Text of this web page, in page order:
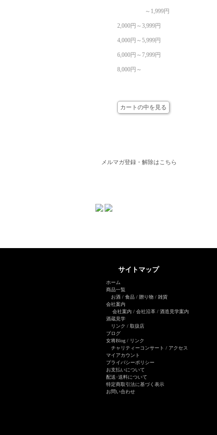
～1,999円
2,000円～3,999円
4,000円～5,999円
6,000円～7,999円
8,000円～
カートの中を見る
メルマガ登録・解除はこちら
サイトマップ
ホーム
商品一覧
お酒 / 食品 / 贈り物 / 雑貨
会社案内
会社案内 / 会社沿革 / 酒造見学案内
酒蔵見学
リンク / 取扱店
ブログ
女将Blog / リンク
チャリティーコンサート / アクセス
マイアカウント
プライバシーポリシー
お支払いについて
配送･送料について
特定商取引法に基づく表示
お問い合わせ